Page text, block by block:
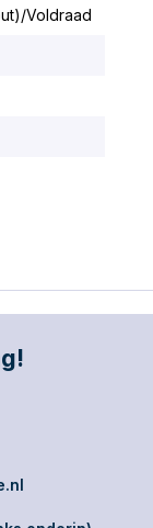
Voldraad